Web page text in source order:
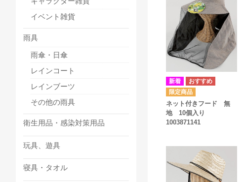
ネット付きフード 無
地 10個入り
1003871141
イベント雑貨
雨具
雨傘・日傘
レインコート
レインブーツ
その他の雨具
衛生用品・感染対策用品
玩具、遊具
寝具・タオル